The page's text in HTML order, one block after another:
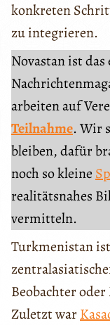
konkreten
zu integrieren.
Novastan ist
arbeiten auf
Teilnahme. Wir
bleiben, dafür
noch so kleine
realitätsnahes
vermitteln.
Turkmenistan
Beobachter
Zuletzt war